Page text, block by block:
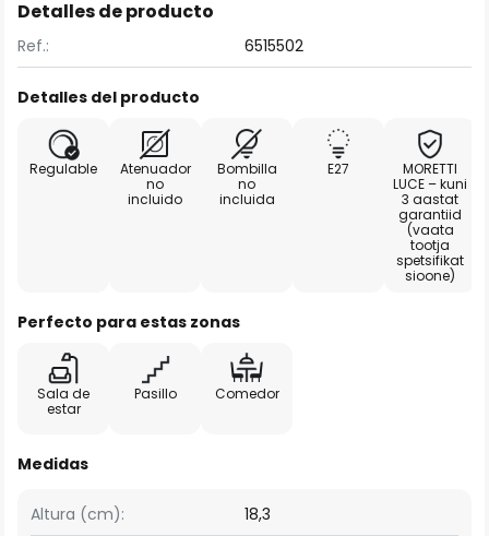
Detalles de producto
Ref.: 6515502
Detalles del producto
Regulable
Atenuador
no
incluido
Bombilla
no
incluida
E27
MORETTI
LUCE – kuni
3 aastat
garantiid
(vaata
tootja
spetsifikat
sioone)
Perfecto para estas zonas
Sala de
estar
Pasillo Comedor
Medidas
Altura (cm): 18,3